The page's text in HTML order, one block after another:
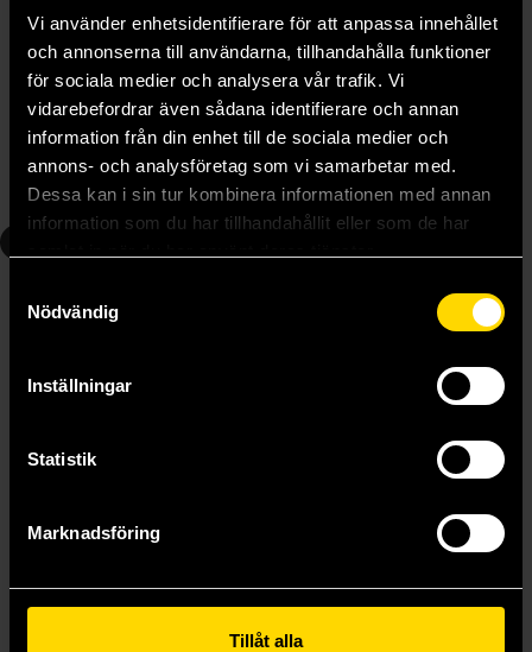
Vi använder enhetsidentifierare för att anpassa innehållet
och annonserna till användarna, tillhandahålla funktioner
för sociala medier och analysera vår trafik. Vi
vidarebefordrar även sådana identifierare och annan
information från din enhet till de sociala medier och
annons- och analysföretag som vi samarbetar med.
Dessa kan i sin tur kombinera informationen med annan
information som du har tillhandahållit eller som de har
Nödvändig
Inställningar
Statistik
Marknadsföring
Tillåt alla
Thorgal: Vikingar och gudar
Jean van Hamme
349 kr
Beställ
Thorgal: Landet Qa
Jean van Hamme
419 kr
Beställ
Jean van Hamme Jean van Hamme
349 kr